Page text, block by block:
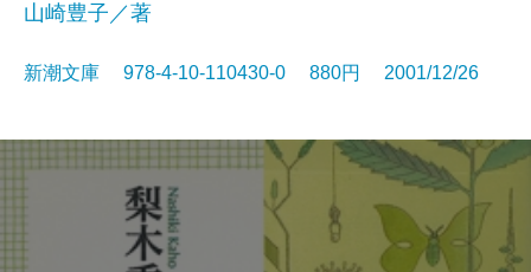
山崎豊子／著
新潮文庫 978-4-10-110430-0 880円 2001/12/26